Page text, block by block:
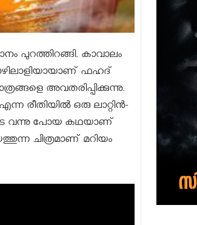
പുറത്തിറങ്ങി. കാവാലം
ഫഹദ്
അവതരിപ്പിക്കുന്നു.
രീതിയിൽ ഒരു ലാറ്റിൻ-
വന്നു പോയ കഥയാണ്
ചിത്രമാണ് മറിയം